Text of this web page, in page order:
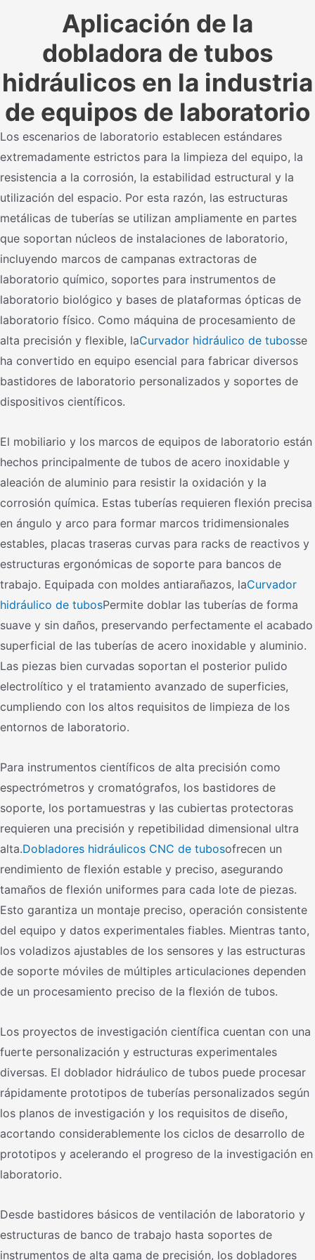
Aplicación de la
dobladora de tubos
hidráulicos en la industria
de equipos de laboratorio
Los escenarios de laboratorio establecen estándares
extremadamente estrictos para la limpieza del equipo, la
resistencia a la corrosión, la estabilidad estructural y la
utilización del espacio. Por esta razón, las estructuras
metálicas de tuberías se utilizan ampliamente en partes
que soportan núcleos de instalaciones de laboratorio,
incluyendo marcos de campanas extractoras de
laboratorio químico, soportes para instrumentos de
laboratorio biológico y bases de plataformas ópticas de
laboratorio físico. Como máquina de procesamiento de
alta precisión y flexible, laCurvador hidráulico de tubosse
ha convertido en equipo esencial para fabricar diversos
bastidores de laboratorio personalizados y soportes de
dispositivos científicos.
El mobiliario y los marcos de equipos de laboratorio están
hechos principalmente de tubos de acero inoxidable y
aleación de aluminio para resistir la oxidación y la
corrosión química. Estas tuberías requieren flexión precisa
en ángulo y arco para formar marcos tridimensionales
estables, placas traseras curvas para racks de reactivos y
estructuras ergonómicas de soporte para bancos de
trabajo. Equipada con moldes antiarañazos, laCurvador
hidráulico de tubosPermite doblar las tuberías de forma
suave y sin daños, preservando perfectamente el acabado
superficial de las tuberías de acero inoxidable y aluminio.
Las piezas bien curvadas soportan el posterior pulido
electrolítico y el tratamiento avanzado de superficies,
cumpliendo con los altos requisitos de limpieza de los
entornos de laboratorio.
Para instrumentos científicos de alta precisión como
espectrómetros y cromatógrafos, los bastidores de
soporte, los portamuestras y las cubiertas protectoras
requieren una precisión y repetibilidad dimensional ultra
alta.Dobladores hidráulicos CNC de tubosofrecen un
rendimiento de flexión estable y preciso, asegurando
tamaños de flexión uniformes para cada lote de piezas.
Esto garantiza un montaje preciso, operación consistente
del equipo y datos experimentales fiables. Mientras tanto,
los voladizos ajustables de los sensores y las estructuras
de soporte móviles de múltiples articulaciones dependen
de un procesamiento preciso de la flexión de tubos.
Los proyectos de investigación científica cuentan con una
fuerte personalización y estructuras experimentales
diversas. El doblador hidráulico de tubos puede procesar
rápidamente prototipos de tuberías personalizados según
los planos de investigación y los requisitos de diseño,
acortando considerablemente los ciclos de desarrollo de
prototipos y acelerando el progreso de la investigación en
laboratorio.
Desde bastidores básicos de ventilación de laboratorio y
estructuras de banco de trabajo hasta soportes de
instrumentos de alta gama de precisión, los dobladores